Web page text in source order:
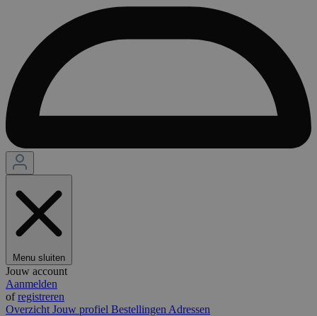
Menu sluiten
Jouw account
Aanmelden
ofregistreren
Overzicht Jouw profiel Bestellingen Adressen